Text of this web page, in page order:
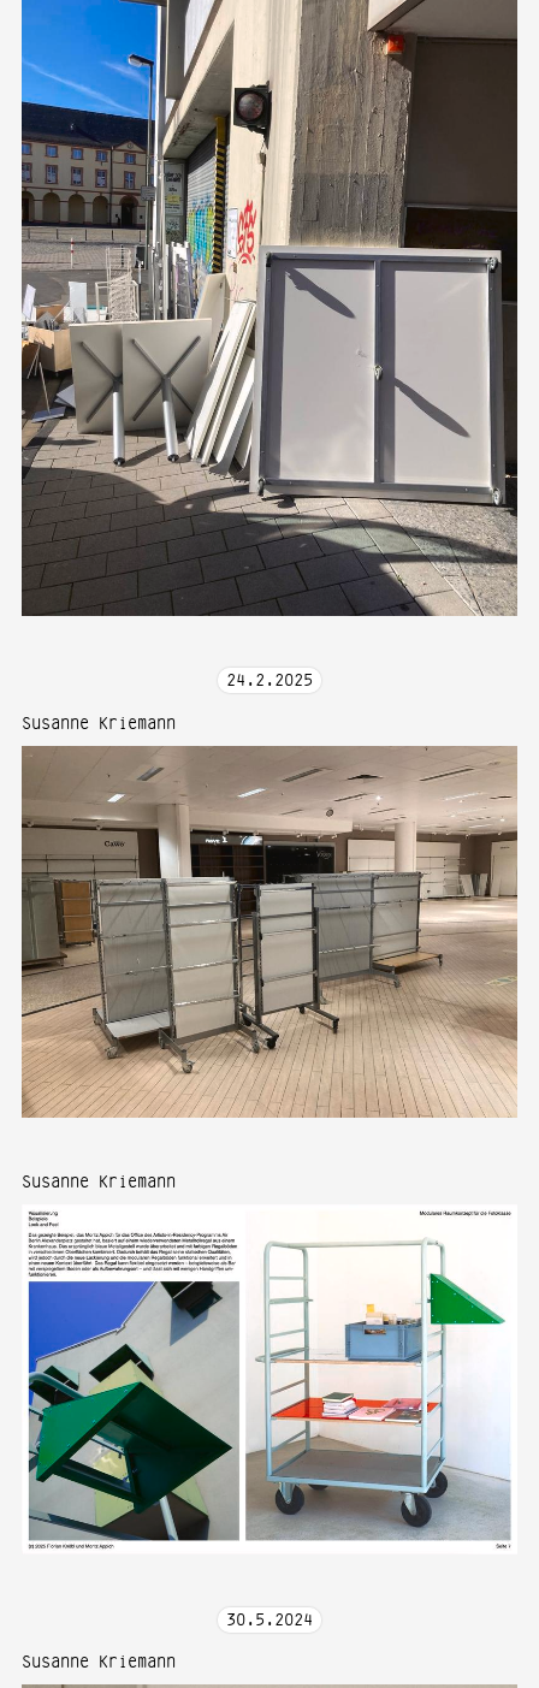
24 . 2 . 2025
Susanne Kriemann
Susanne Kriemann
30 . 5 . 2024
Susanne Kriemann